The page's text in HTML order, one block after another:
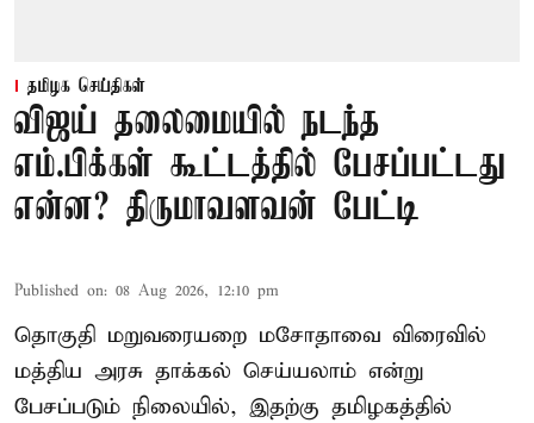
தமிழக செய்திகள்
விஜய் தலைமையில் நடந்த
எம்.பிக்கள் கூட்டத்தில் பேசப்பட்டது
என்ன? திருமாவளவன் பேட்டி
Published on: 08 Aug 2026, 12:10 pm
தொகுதி மறுவரையறை மசோதாவை விரைவில்
மத்திய அரசு தாக்கல் செய்யலாம் என்று
பேசப்படும் நிலையில், இதற்கு தமிழகத்தில்